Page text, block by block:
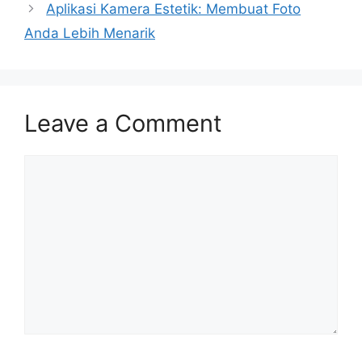
Aplikasi Kamera Estetik: Membuat Foto
Anda Lebih Menarik
Leave a Comment